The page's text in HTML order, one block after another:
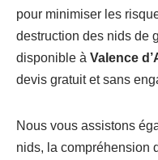
pour minimiser les
destruction des nids de
disponible à Valence
devis gratuit et sans
Nous vous assistons
nids, la compréhension